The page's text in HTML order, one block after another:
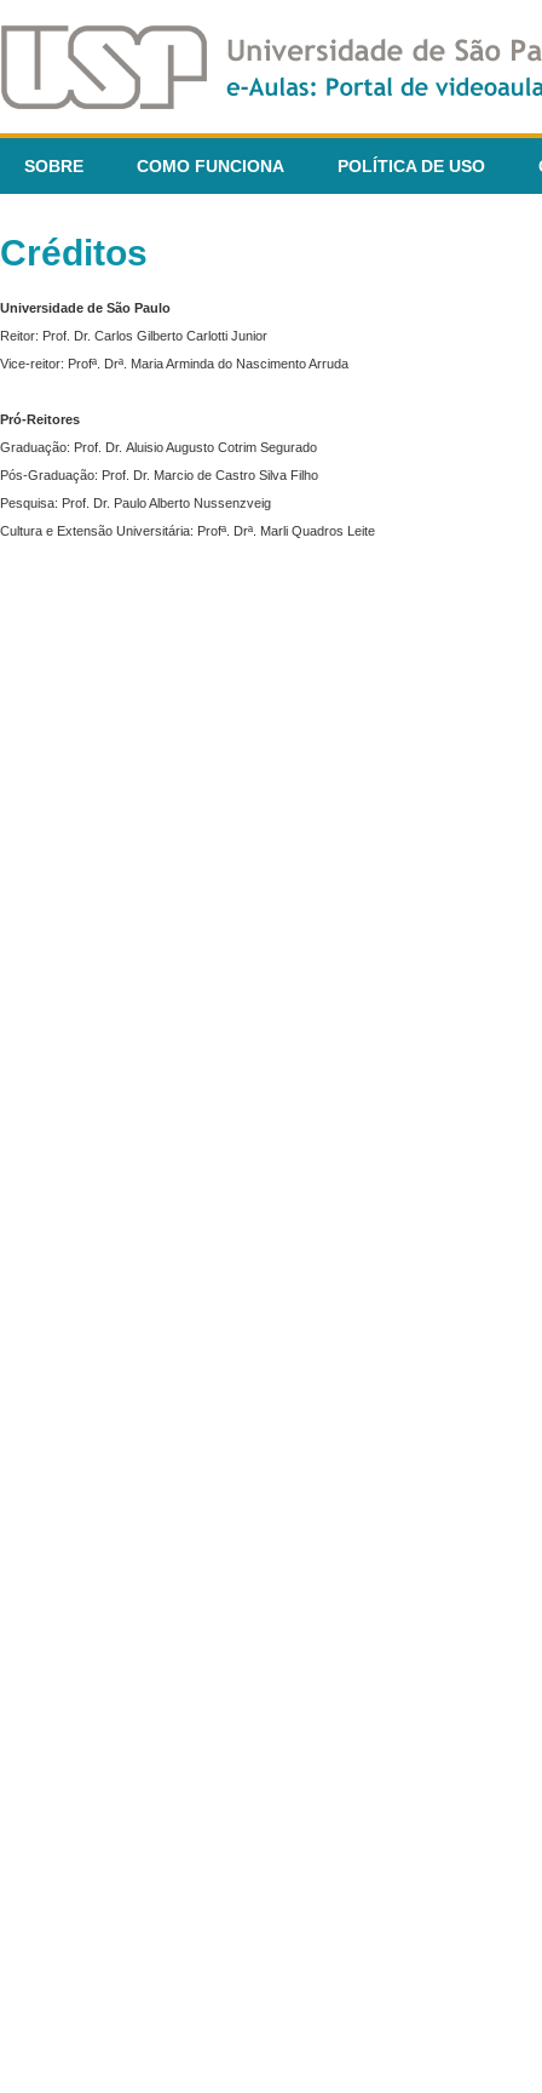
SOBRE COMO FUNCIONA POLÍTICA DE USO
Créditos
Universidade de São Paulo
Reitor: Prof. Dr. Carlos Gilberto Carlotti Junior
Vice-reitor: Profª. Drª. Maria Arminda do Nascimento Arruda
Pró-Reitores
Graduação: Prof. Dr. Aluisio Augusto Cotrim Segurado
Pós-Graduação: Prof. Dr. Marcio de Castro Silva Filho
Pesquisa: Prof. Dr. Paulo Alberto Nussenzveig
Cultura e Extensão Universitária: Profª. Drª. Marli Quadros Leite